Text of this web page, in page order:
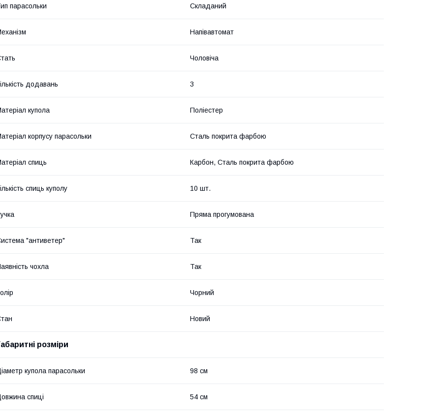
парасольки Складаний
Напівавтомат
Чоловіча
додавань 3
купола Поліестер
корпусу парасольки Сталь покрита фарбою
спиць Карбон, Сталь покрита фарбою
спиць куполу 10 шт.
Пряма прогумована
"антиветер" Так
чохла Так
Чорний
Новий
розміри
купола парасольки 98 см
спиці 54 см